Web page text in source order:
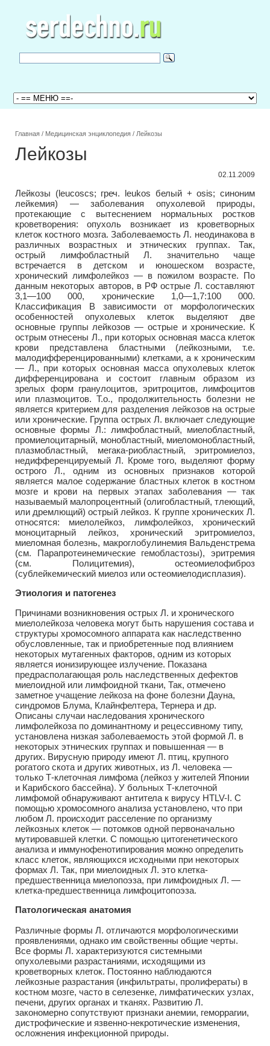
Главная / Медицинская энциклопедия / Лейкозы
Лейкозы
02.11.2009
Лейкозы (leucoscs; греч. leukos белый + osis; синоним
лейкемия) — заболевания опухолевой природы,
протекающие с вытеснением нормальных ростков
кроветворения: опухоль возникает из кроветворных
клеток костного мозга. Заболеваемость Л. неодинакова в
различных возрастных и этнических группах. Так,
острый лимфобластный Л. значительно чаще
встречается в детском и юношеском возрасте,
хронический лимфолейкоз — в пожилом возрасте. По
данным некоторых авторов, в РФ острые Л. составляют
3,1—100 000, хронические 1,0—1,7:100 000.
Классификация В зависимости от морфологических
особенностей опухолевых клеток выделяют две
основные группы лейкозов — острые и хронические. К
острым отнесены Л., при которых основная масса клеток
крови представлена бластными (лейкозными, т.е.
малодифференцированными) клетками, а к хроническим
— Л., при которых основная масса опухолевых клеток
дифференцирована и состоит главным образом из
зрелых форм гранулоцитов, эритроцитов, лимфоцитов
или плазмоцитов. Т.о., продолжительность болезни не
является критерием для разделения лейкозов на острые
или хронические. Группа острых Л. включает следующие
основные формы Л.: лимфобластный, миелобластный,
промиелоцитарный, монобластный, миеломонобластный,
плазмобластный, мегака-риобластный, эритромиелоз,
недифференцируемый Л. Кроме того, выделяют форму
острого Л., одним из основных признаков которой
является малое содержание бластных клеток в костном
мозге и крови на первых этапах заболевания — так
называемый малопроцентный (олигобластный, тлеющий,
или дремлющий) острый лейкоз. К группе хронических Л.
относятся: миелолейкоз, лимфолейкоз, хронический
моноцитарный лейкоз, хронический эритромиелоз,
миеломная болезнь, макроглобулинемия Вальденстрема
(см. Парапротеинемические гемобластозы), эритремия
(см. Полицитемия), остеомиелофиброз
(сублейкемический миелоз или остеомиелодисплазия).
Этиология и патогенез
Причинами возникновения острых Л. и хронического
миелолейкоза человека могут быть нарушения состава и
структуры хромосомного аппарата как наследственно
обусловленные, так и приобретенные под влиянием
некоторых мутагенных факторов, одним из которых
является ионизирующее излучение. Показана
предрасполагающая роль наследственных дефектов
миелоидной или лимфоидной ткани, Так, отмечено
заметное учащение лейкоза на фоне болезни Дауна,
синдромов Блума, Клайнфелтера, Тернера и др.
Описаны случаи наследования хронического
лимфолейкоза по доминантному и рецессивному типу,
установлена низкая заболеваемость этой формой Л. в
некоторых этнических группах и повышенная — в
других. Вирусную природу имеют Л. птиц, крупного
рогатого скота и других животных, из Л. человека —
только Т-клеточная лимфома (лейкоз у жителей Японии
и Карибского бассейна). У больных Т-клеточной
лимфомой обнаруживают антитела к вирусу HTLV-I. С
помощью хромосомного анализа установлено, что при
любом Л. происходит расселение по организму
лейкозных клеток — потомков одной первоначально
мутировавшей клетки. С помощью цитогенетического
анализа и иммунофенотипирования можно определить
класс клеток, являющихся исходными при некоторых
формах Л. Так, при миелоидных Л. это клетка-
предшественница миелопоэза, при лимфоидных Л. —
клетка-предшественница лимфоцитопоэза.
Патологическая анатомия
Различные формы Л. отличаются морфологическими
проявлениями, однако им свойственны общие черты.
Все формы Л. характеризуются системными
опухолевыми разрастаниями, исходящими из
кроветворных клеток. Постоянно наблюдаются
лейкозные разрастания (инфильтраты, пролифераты) в
костном мозге, часто в селезенке, лимфатических узлах,
печени, других органах и тканях. Развитию Л.
закономерно сопутствуют признаки анемии, геморрагии,
дистрофические и язвенно-некротические изменения,
осложнения инфекционной природы.